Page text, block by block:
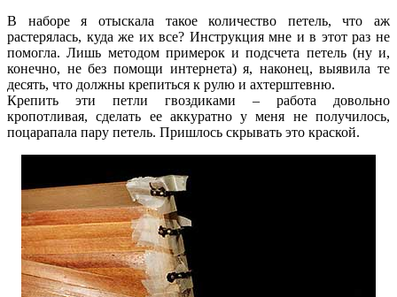
В наборе я отыскала такое количество петель, что аж
растерялась, куда же их все? Инструкция мне и в этот раз не
помогла. Лишь методом примерок и подсчета петель (ну и,
конечно, не без помощи интернета) я, наконец, выявила те
десять, что должны крепиться к рулю и ахтерштевню.
Крепить эти петли гвоздиками – работа довольно
кропотливая, сделать ее аккуратно у меня не получилось,
поцарапала пару петель. Пришлось скрывать это краской.